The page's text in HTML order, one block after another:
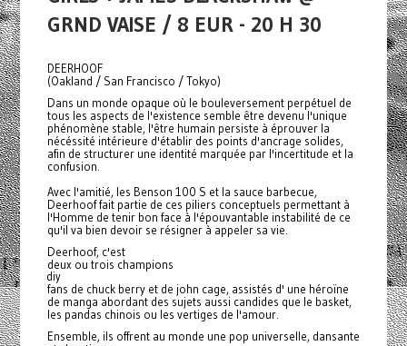
GRND VAISE / 8 EUR - 20 H 30
DEERHOOF
(Oakland / San Francisco / Tokyo)
Dans un monde opaque où le bouleversement perpétuel de
tous les aspects de l'existence semble être devenu l'unique
phénomène stable, l'être humain persiste à éprouver la
nécéssité intérieure d'établir des points d'ancrage solides,
afin de structurer une identité marquée par l'incertitude et la
confusion.
Avec l'amitié, les Benson 100 S et la sauce barbecue,
Deerhoof fait partie de ces piliers conceptuels permettant à
l'Homme de tenir bon face à l'épouvantable instabilité de ce
qu'il va bien devoir se résigner à appeler sa vie.
Deerhoof, c'est
deux ou trois champions
diy
fans de chuck berry et de john cage, assistés d' une héroïne
de manga abordant des sujets aussi candides que le basket,
les pandas chinois ou les vertiges de l'amour.
Ensemble, ils offrent au monde une pop universelle, dansante